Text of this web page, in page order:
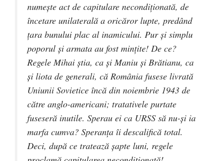
numeşte act de capitulare necondiţionată, de
încetare unilaterală a oricăror lupte, predând
ţara bunului plac al inamicului. Pur şi simplu
poporul şi armata au fost minţite! De ce?
Regele Mihai ştia, ca şi Maniu şi Brătianu, ca
şi liota de generali, că România fusese livrată
Uniunii Sovietice încă din noiembrie 1943 de
către anglo-americani; tratativele purtate
fuseseră inutile. Sperau ei ca URSS să nu-şi ia
marfa cumva? Speranţa îi descalifică total.
Deci, după ce tratează şapte luni, regele